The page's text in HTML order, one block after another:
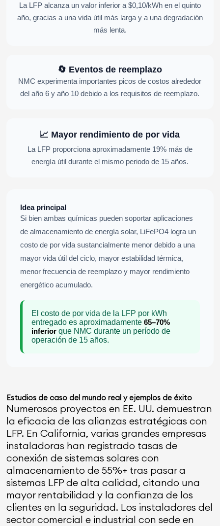
La LFP alcanza un valor inferior a $0,10/kWh en el quinto
año, gracias a una vida útil más larga y a una degradación
más lenta.
🔄 Eventos de reemplazo
NMC experimenta importantes picos de costos alrededor
del año 6 y año 10 debido a los requisitos de reemplazo.
📈 Mayor rendimiento de por vida
La LFP proporciona aproximadamente 19% más de
energía útil durante el mismo periodo de 15 años.
Idea principal
Si bien ambas químicas pueden soportar aplicaciones
de almacenamiento de energía solar, LiFePO4 logra un
costo de por vida sustancialmente menor debido a una
mayor vida útil del ciclo, mayor estabilidad térmica,
menor frecuencia de reemplazo y mayor rendimiento
energético acumulado.
El costo de por vida de la LFP por kWh
entregado es aproximadamente65–70%
inferior que NMC durante un período de
operación de 15 años.
Estudios de caso del mundo real y ejemplos de éxito
Numerosos proyectos en EE. UU. demuestran
la eficacia de las alianzas estratégicas con
LFP. En California, varias grandes empresas
instaladoras han registrado tasas de
conexión de sistemas solares con
almacenamiento de 55%+ tras pasar a
sistemas LFP de alta calidad, citando una
mayor rentabilidad y la confianza de los
clientes en la seguridad. Los instaladores del
sector comercial e industrial con sede en